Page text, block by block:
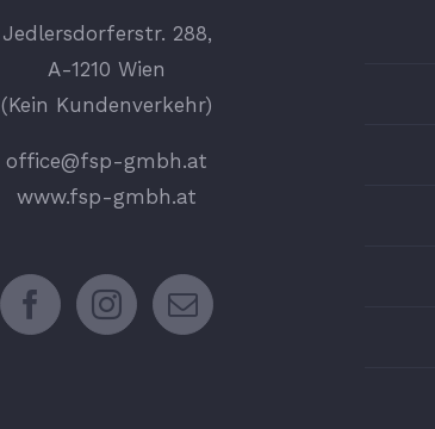
Jedlersdorferstr. 288,
A-1210 Wien
(Kein Kundenverkehr)
office@fsp-gmbh.at
www.fsp-gmbh.at